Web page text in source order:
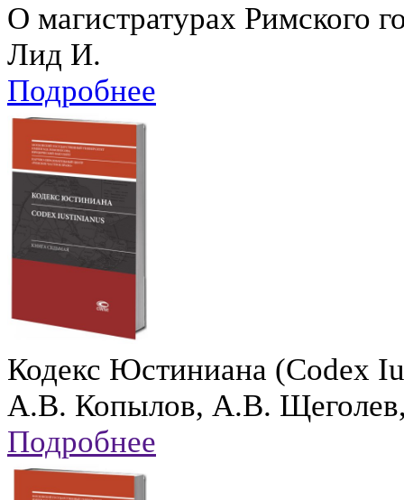
О магистратурах Римского
Лид И.
Подробнее
Кодекс Юстиниана (Codex
А.В. Копылов, А.В.
Подробнее